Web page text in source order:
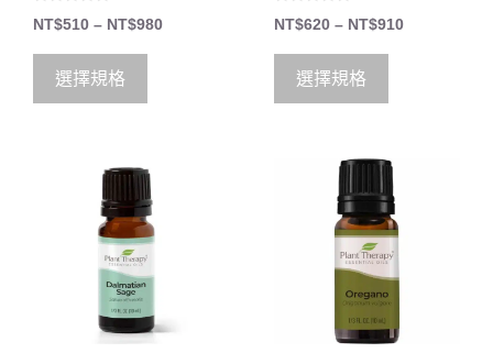
0
o
t
5
NT$510 – NT$980
選擇規格
0
o
t
5
NT$620 – NT$910
選擇規格